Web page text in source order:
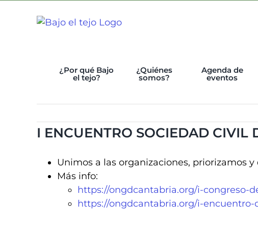
¿Por qué Bajo
el tejo?
¿Quiénes
somos?
Agenda de
eventos
I ENCUENTRO SOCIEDAD CIVIL
Unimos a las organizaciones, priorizamos
Más info:
https://ongdcantabria.org/i-congreso-
https://ongdcantabria.org/i-